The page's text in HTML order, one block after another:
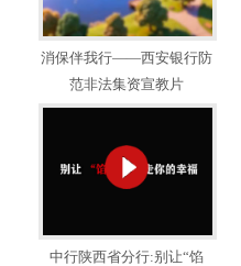
消保伴我行——西安银行防
范非法集资宣教片
中行陕西省分行:别让“馅